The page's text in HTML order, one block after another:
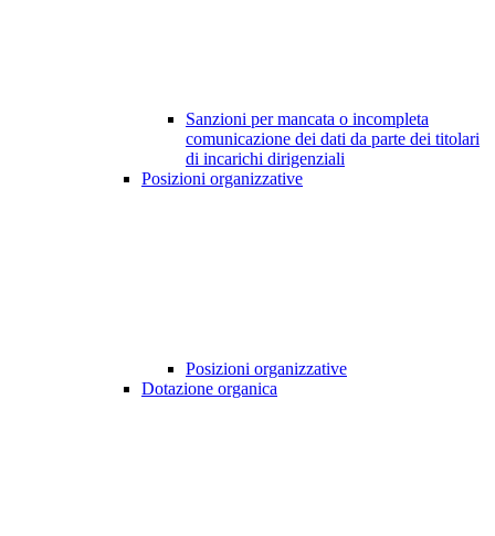
Sanzioni per mancata o incompleta
comunicazione dei dati da parte dei titolari
di incarichi dirigenziali
Posizioni organizzative
Posizioni organizzative
Dotazione organica